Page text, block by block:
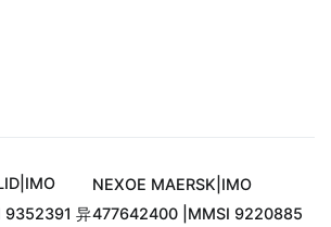
异
NEXOE MAERSK|IMO
477642400 |MMSI 9220885